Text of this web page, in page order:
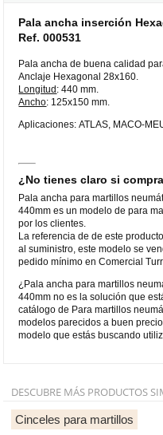
Pala ancha inserción
Ref. 000531
Pala ancha de buena calidad
Anclaje Hexagonal 28x160.
Longitud: 440 mm.
Ancho: 125x150 mm.
Aplicaciones: ATLAS, MACO-
¿No tienes claro si
Pala ancha para martillos
440mm es un modelo de para
por los clientes.
La referencia de de este
al suministro, este modelo se
pedido mínimo en Comercial
¿Pala ancha para martillos
440mm no es la solución que
catálogo de Para martillos
modelos parecidos a buen
modelo que estás buscando
DESCUBRE MÁS PRODUCTOS
Cinceles para martillos